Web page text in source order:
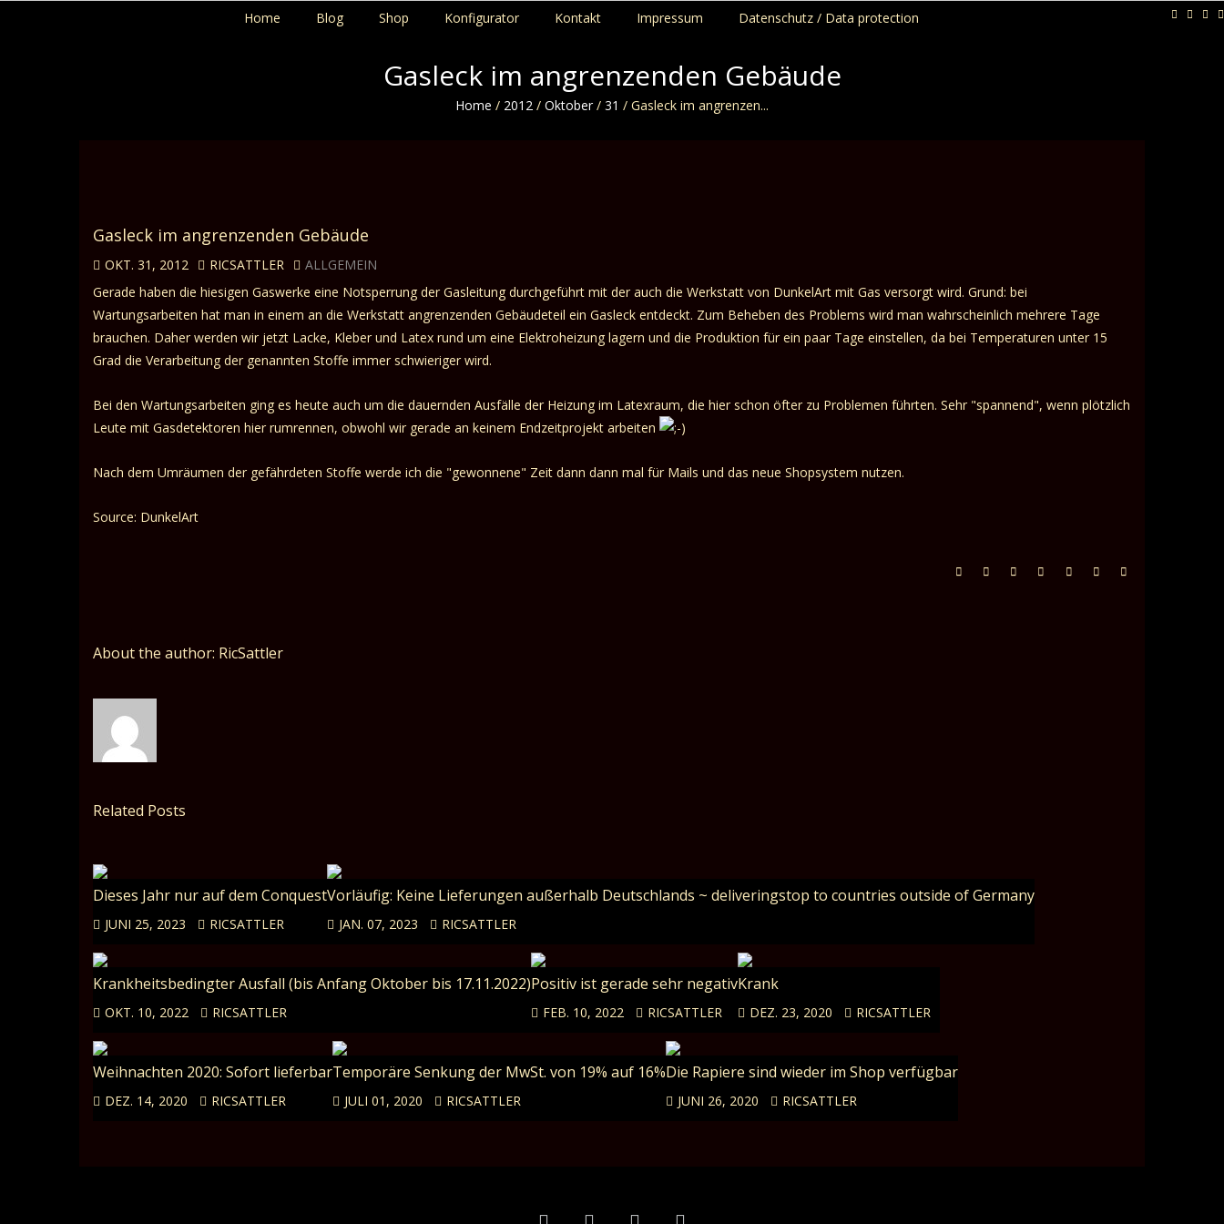
Home Blog Shop Konfigurator Kontakt Impressum Datenschutz / Data protection
Gasleck im angrenzenden Gebäude
Home / 2012 / Oktober / 31 / Gasleck im angrenzen...
Gasleck im angrenzenden Gebäude
OKT. 31, 2012 RICSATTLER
ALLGEMEIN
Gerade haben die hiesigen Gaswerke eine Notsperrung der Gasleitung durchgeführt mit der auch die Werkstatt von DunkelArt mit Gas versorgt wird. Grund: bei
Wartungsarbeiten hat man in einem an die Werkstatt angrenzenden Gebäudeteil ein Gasleck entdeckt. Zum Beheben des Problems wird man wahrscheinlich mehrere Tage
brauchen. Daher werden wir jetzt Lacke, Kleber und Latex rund um eine Elektroheizung lagern und die Produktion für ein paar Tage einstellen, da bei Temperaturen unter 15
Grad die Verarbeitung der genannten Stoffe immer schwieriger wird.
Bei den Wartungsarbeiten ging es heute auch um die dauernden Ausfälle der Heizung im Latexraum, die hier schon öfter zu Problemen führten. Sehr "spannend", wenn plötzlich
Leute mit Gasdetektoren hier rumrennen, obwohl wir gerade an keinem Endzeitprojekt arbeiten
Nach dem Umräumen der gefährdeten Stoffe werde ich die "gewonnene" Zeit dann dann mal für Mails und das neue Shopsystem nutzen.
Source: DunkelArt
About the author: RicSattler
Related Posts
Dieses Jahr nur auf dem Conquest
JUNI 25, 2023 RICSATTLER
Vorläufig: Keine Lieferungen außerhalb Deutschlands ~ deliveringstop to countries outside of Germany
JAN. 07, 2023 RICSATTLER
Krankheitsbedingter Ausfall (bis Anfang Oktober bis 17.11.2022)
OKT. 10, 2022 RICSATTLER
Positiv ist gerade sehr negativ
FEB. 10, 2022 RICSATTLER
Krank
DEZ. 23, 2020 RICSATTLER
Weihnachten 2020: Sofort lieferbar
DEZ. 14, 2020 RICSATTLER
Temporäre Senkung der MwSt. von 19% auf 16%
JULI 01, 2020 RICSATTLER
Die Rapiere sind wieder im Shop verfügbar
JUNI 26, 2020 RICSATTLER